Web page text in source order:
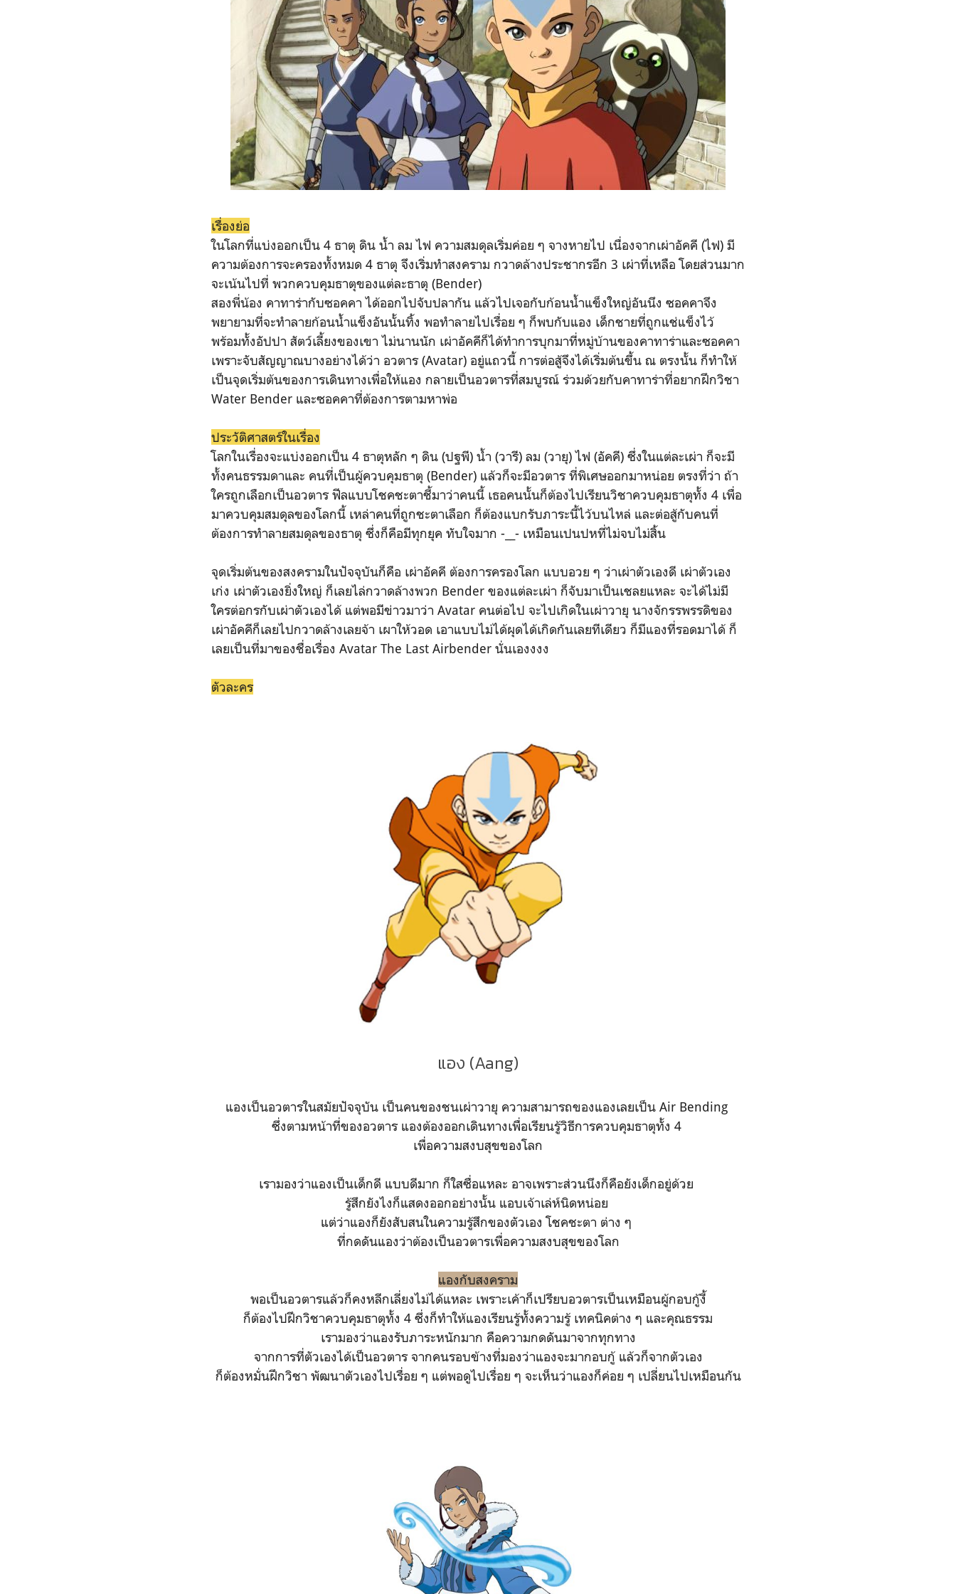
เรื่องย่อ
ในโลกที่แบ่งออกเป็น 4 ธาตุ ดิน น้ำ ลม ไฟ ความสมดุลเริ่มค่อย ๆ จางหายไป เนื่องจากเผ่าอัคคี (ไฟ) มี
ความต้องการจะครองทั้งหมด 4 ธาตุ จึงเริ่มทำสงคราม กวาดล้างประชากรอีก 3 เผ่าที่เหลือ โดยส่วนมาก
จะเน้นไปที่ พวกควบคุมธาตุของแต่ละธาตุ (Bender)
สองพี่น้อง คาทาร่ากับซอคคา ได้ออกไปจับปลากัน แล้วไปเจอกับก้อนน้ำแข็งใหญ่อันนึง ซอคคาจึง
พยายามที่จะทำลายก้อนน้ำแข็งอันนั้นทิ้ง พอทำลายไปเรื่อย ๆ ก็พบกับแอง เด็กชายที่ถูกแช่แข็งไว้
พร้อมทั้งอัปปา สัตว์เลี้ยงของเขา ไม่นานนัก เผ่าอัคคีก็ได้ทำการบุกมาที่หมู่บ้านของคาทาร่าและซอคคา
เพราะจับสัญญาณบางอย่างได้ว่า อวตาร (Avatar) อยู่แถวนี้ การต่อสู้จึงได้เริ่มต้นขึ้น ณ ตรงนั้น ก็ทำให้
เป็นจุดเริ่มต้นของการเดินทางเพื่อให้แอง กลายเป็นอวตารที่สมบูรณ์ ร่วมด้วยกับคาทาร่าที่อยากฝึกวิชา
Water Bender และซอคคาที่ต้องการตามหาพ่อ
ประวัติศาสตร์ในเรื่อง
โลกในเรื่องจะแบ่งออกเป็น 4 ธาตุหลัก ๆ ดิน (ปฐพี) น้ำ (วารี) ลม (วายุ) ไฟ (อัคคี) ซึ่งในแต่ละเผ่า ก็จะมี
ทั้งคนธรรมดาและ คนที่เป็นผู้ควบคุมธาตุ (Bender) แล้วก็จะมีอวตาร ที่พิเศษออกมาหน่อย ตรงที่ว่า ถ้า
ใครถูกเลือกเป็นอวตาร ฟีลแบบโชคชะตาชี้มาว่าคนนี้ เธอคนนั้นก็ต้องไปเรียนวิชาควบคุมธาตุทั้ง 4 เพื่อ
มาควบคุมสมดุลของโลกนี้ เหล่าคนที่ถูกชะตาเลือก ก็ต้องแบกรับภาระนี้ไว้บนไหล่ และต่อสู้กับคนที่
ต้องการทำลายสมดุลของธาตุ ซึ่งก็คือมีทุกยุค ทับใจมาก -__- เหมือนเปนปหที่ไม่จบไม่สิ้น
จุดเริ่มต้นของสงครามในปัจจุบันก็คือ เผ่าอัคคี ต้องการครองโลก แบบอวย ๆ ว่าเผ่าตัวเองดี เผ่าตัวเอง
เก่ง เผ่าตัวเองยิ่งใหญ่ ก็เลยไล่กวาดล้างพวก Bender ของแต่ละเผ่า ก็จับมาเป็นเชลยแหละ จะได้ไม่มี
ใครต่อกรกับเผ่าตัวเองได้ แต่พอมีข่าวมาว่า Avatar คนต่อไป จะไปเกิดในเผ่าวายุ นางจักรรพรรดิของ
เผ่าอัคคีก็เลยไปกวาดล้างเลยจ้า เผาให้วอด เอาแบบไม่ได้ผุดได้เกิดกันเลยทีเดียว ก็มีแองที่รอดมาได้ ก็
เลยเป็นที่มาของชื่อเรื่อง Avatar The Last Airbender นั่นเองงงง
ตัวละคร
แอง (Aang)
แองเป็นอวตารในสมัยปัจจุบัน เป็นคนของชนเผ่าวายุ ความสามารถของแองเลยเป็น Air Bending
ซึ่งตามหน้าที่ของอวตาร แองต้องออกเดินทางเพื่อเรียนรู้วิธีการควบคุมธาตุทั้ง 4
เพื่อความสงบสุขของโลก
เรามองว่าแองเป็นเด็กดี แบบดีมาก ก็ใสซื่อแหละ อาจเพราะส่วนนึงก็คือยังเด็กอยู่ด้วย
รู้สึกยังไงก็แสดงออกอย่างนั้น แอบเจ้าเล่ห์นิดหน่อย
แต่ว่าแองก็ยังสับสนในความรู้สึกของตัวเอง โชคชะตา ต่าง ๆ
ที่กดดันแองว่าต้องเป็นอวตารเพื่อความสงบสุขของโลก
แองกับสงคราม
พอเป็นอวตารแล้วก็คงหลีกเลี่ยงไม่ได้แหละ เพราะเค้าก็เปรียบอวตารเป็นเหมือนผู้กอบกู้งี้
ก็ต้องไปฝึกวิชาควบคุมธาตุทั้ง 4 ซึ่งก็ทำให้แองเรียนรู้ทั้งความรู้ เทคนิคต่าง ๆ และคุณธรรม
เรามองว่าแองรับภาระหนักมาก คือความกดดันมาจากทุกทาง
จากการที่ตัวเองได้เป็นอวตาร จากคนรอบข้างที่มองว่าแองจะมากอบกู้ แล้วก็จากตัวเอง
ก็ต้องหมั่นฝึกวิชา พัฒนาตัวเองไปเรื่อย ๆ แต่พอดูไปเรื่อย ๆ จะเห็นว่าแองก็ค่อย ๆ เปลี่ยนไปเหมือนกัน